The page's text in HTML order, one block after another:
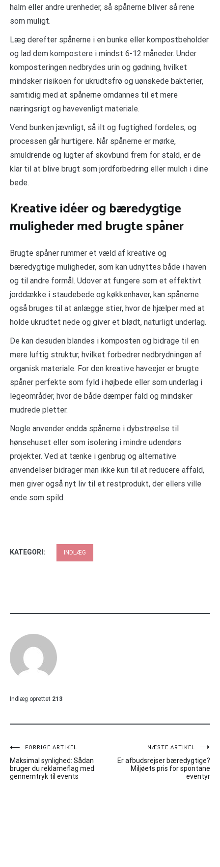
halm eller andre urenheder, så spånerne bliver så rene
som muligt.
Læg derefter spånerne i en bunke eller kompostbeholder
og lad dem kompostere i mindst 6-12 måneder. Under
komposteringen nedbrydes urin og gødning, hvilket
mindsker risikoen for ukrudtsfrø og uønskede bakterier,
samtidig med at spånerne omdannes til et mere
næringsrigt og havevenligt materiale.
Vend bunken jævnligt, så ilt og fugtighed fordeles, og
processen går hurtigere. Når spånerne er mørke,
smuldrende og lugter af skovbund frem for stald, er de
klar til at blive brugt som jordforbedring eller mulch i dine
bede.
Kreative idéer og bæredygtige
muligheder med brugte spåner
Brugte spåner rummer et væld af kreative og
bæredygtige muligheder, som kan udnyttes både i haven
og til andre formål. Udover at fungere som et effektivt
jorddække i staudebede og køkkenhaver, kan spånerne
også bruges til at anlægge stier, hvor de hjælper med at
holde ukrudtet nede og giver et blødt, naturligt underlag.
De kan desuden blandes i komposten og bidrage til en
mere luftig struktur, hvilket forbedrer nedbrydningen af
organisk materiale. For den kreative haveejer er brugte
spåner perfekte som fyld i højbede eller som underlag i
legeområder, hvor de både dæmper fald og mindsker
mudrede pletter.
Nogle anvender endda spånerne i dybstrøelse til
hønsehuset eller som isolering i mindre udendørs
projekter. Ved at tænke i genbrug og alternative
anvendelser bidrager man ikke kun til at reducere affald,
men giver også nyt liv til et restprodukt, der ellers ville
ende som spild.
KATEGORI: INDLÆG
Indlæg oprettet 213
Indlægsnavigation
FORRIGE ARTIKEL
Maksimal synlighed: Sådan
bruger du reklameflag med
gennemtryk til events
NÆSTE ARTIKEL
Er afbudsrejser bæredygtige?
Miljøets pris for spontane
eventyr